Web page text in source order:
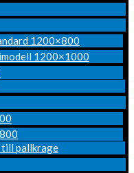
1200×800
1200×1000
till pallkrage